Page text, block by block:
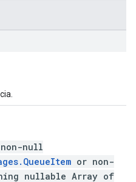
null
or non-
nullable Array of